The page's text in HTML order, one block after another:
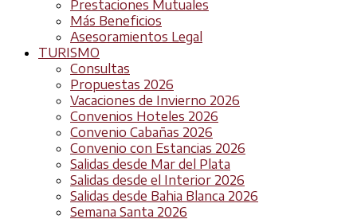
Prestaciones Mutuales
Más Beneficios
Asesoramientos Legal
TURISMO
Consultas
Propuestas 2026
Vacaciones de Invierno 2026
Convenios Hoteles 2026
Convenio Cabañas 2026
Convenio con Estancias 2026
Salidas desde Mar del Plata
Salidas desde el Interior 2026
Salidas desde Bahia Blanca 2026
Semana Santa 2026